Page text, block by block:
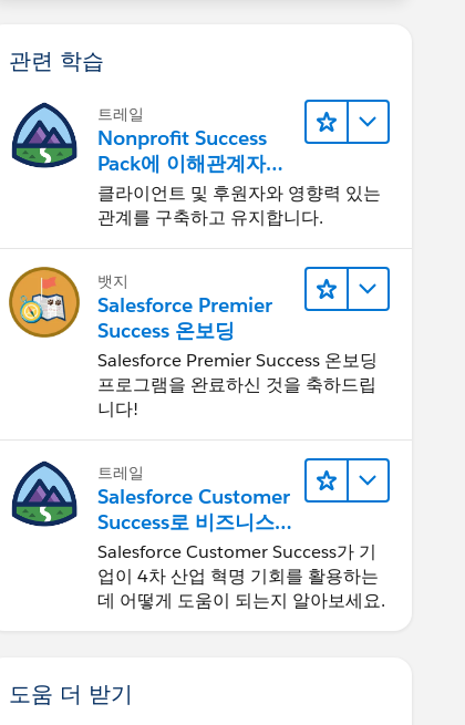
관련 학습
트레일
Nonprofit Success
Pack에 이해관계자의
참여 유도하기
클라이언트 및 후원자와 영향력 있는
관계를 구축하고 유지합니다.
뱃지
Salesforce Premier
Success 온보딩
Salesforce Premier Success 온보딩
프로그램을 완료하신 것을 축하드립
니다!
트레일
Salesforce Customer
Success로 비즈니스를
혁신하기
Salesforce Customer Success가 기
업이 4차 산업 혁명 기회를 활용하는
데 어떻게 도움이 되는지 알아보세요.
도움 더 받기